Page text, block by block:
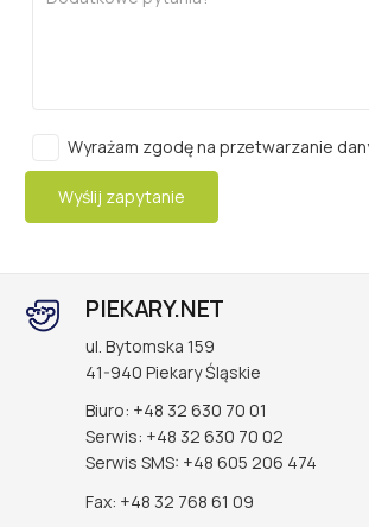
Wyrażam zgodę na przetwarzanie
PIEKARY.NET
ul. Bytomska 159
41-940 Piekary Śląskie
Biuro: +48 32 630 70 01
Serwis: +48 32 630 70 02
Serwis SMS: +48 605 206 474
Fax: +48 32 768 61 09